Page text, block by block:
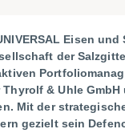
Eisen und
der
Thyrolf & Uhle GmbH
Mit der
gezielt sein